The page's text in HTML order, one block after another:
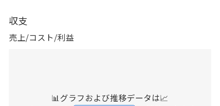
収支
売上/コスト/利益
📊グラフおよび推移データは📈